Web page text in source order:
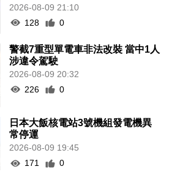
2026-08-09 21:10
128
0
警截7重型單電車非法改裝 當中1人
涉違令駕駛
2026-08-09 20:32
226
0
日本大飯核電站3號機組發電機異
常停運
2026-08-09 19:45
171
0